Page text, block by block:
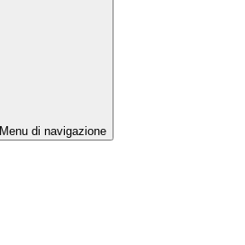
Menu di navigazione